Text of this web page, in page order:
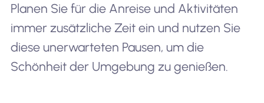
Planen Sie für die Anreise und Aktivitäten
immer zusätzliche Zeit ein und nutzen Sie
diese unerwarteten Pausen, um die
Schönheit der Umgebung zu genießen.